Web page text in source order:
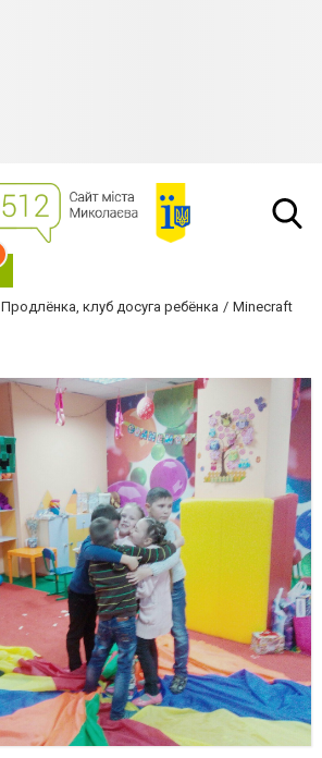
Продлёнка, клуб досуга ребёнка Minecraft